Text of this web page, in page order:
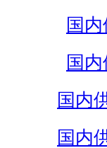
国
国
国内
国内